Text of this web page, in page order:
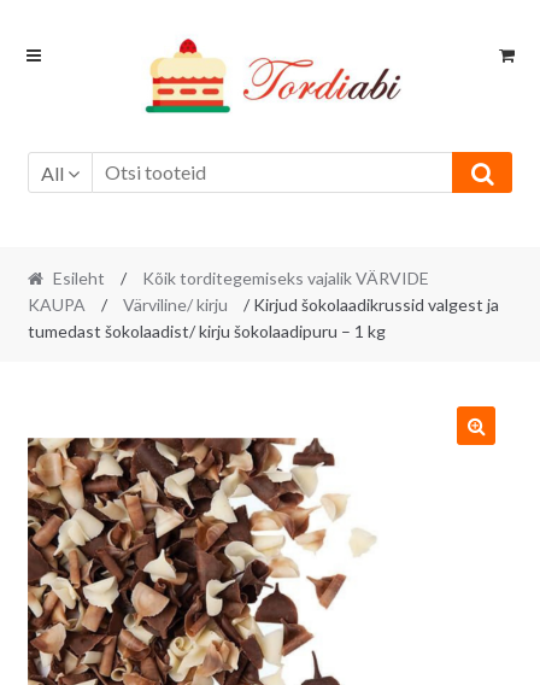
Skip
Skip
All
Esileht /
Kõik torditegemiseks vajalik VÄRVIDE
KAUPA
/ Värviline/ kirju
/ Kirjud šokolaadikrussid valgest ja
tumedast šokolaadist/ kirju šokolaadipuru – 1 kg